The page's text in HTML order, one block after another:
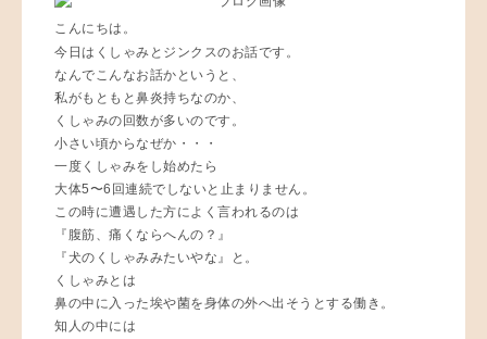
こんにちは。
今日はくしゃみとジンクスのお話です。
なんでこんなお話かというと、
私がもともと鼻炎持ちなのか、
くしゃみの回数が多いのです。
小さい頃からなぜか・・・
一度くしゃみをし始めたら
大体5〜6回連続でしないと止まりません。
この時に遭遇した方によく言われるのは
『腹筋、痛くならへんの？』
『犬のくしゃみみたいやな』と。
くしゃみとは
鼻の中に入った埃や菌を身体の外へ出そうとする働き。
知人の中には